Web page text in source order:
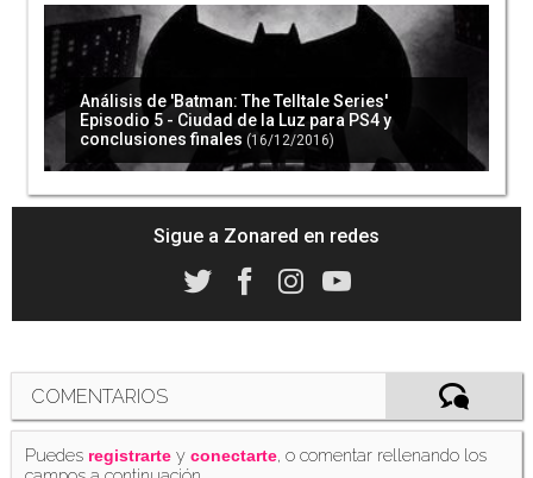
Harley Quinn podría aparecer en el final de la
tercera temporada de 'Gotham' (17/01/2017)
Ben Affleck no dirigirá finalmente 'The Batman',
El guionista de 'La liga de la justicia' reescribe
el guión de 'The Batman'
Análisis de 'Batman: The Telltale Series'
Episodio 5 - Ciudad de la Luz para PS4 y
conclusiones finales (16/12/2016)
Sigue a Zonared en redes
COMENTARIOS
Puedes registrarte yconectarte, o comentar rellenando los